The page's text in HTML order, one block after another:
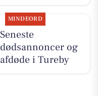
MINDEORD
Seneste
dødsannoncer og
afdøde i Tureby